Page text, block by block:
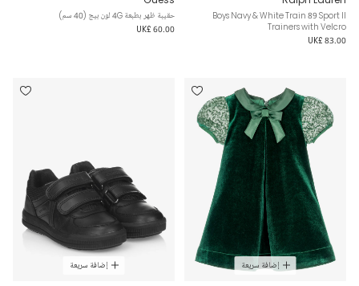
Boys Navy & White Train 89 Sport II
Trainers with Velcro
UK£ 83.00
حقيبة ظهر بطبعة 4G لون بيج (40 سم)
UK£ 60.00
إضافة سريعة إضافة سريعة